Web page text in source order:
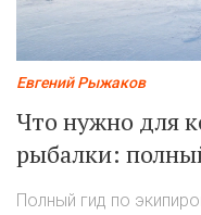
Евгений Рыжаков
Что нужно для
рыбалки:
советы
Полный гид по